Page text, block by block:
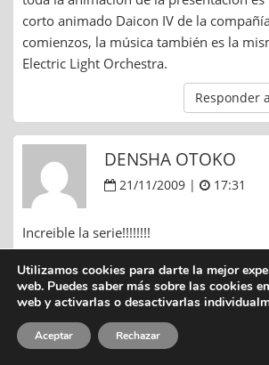
corto animado Daicon IV de la
comienzos, la música también es la
Electric Light Orchestra.
Responder
DENSHA OTOKO
21/11/2009 | 17:31
Increible la serie!!!!!!!!
buenisima…para el que aun no la
el final de deluxe me dejo marcando
sabe que paso?
no se si exista informacion en la red
Utilizamos cookies para darte la mejor
web. Puedes saber más sobre las cookies
web y activarlas o desactivarlas
Aceptar Rechazar